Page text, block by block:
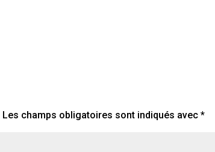
Les champs obligatoires sont indiqués avec*